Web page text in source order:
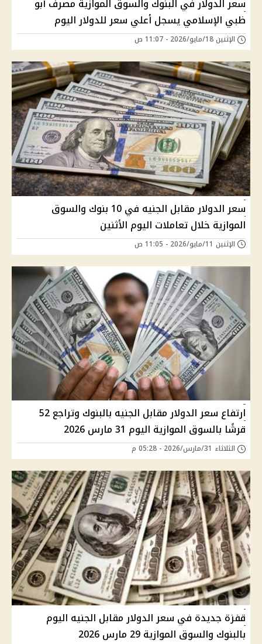
سعر الدولار في البنوك والسوق الموازية مصرف أبو
ظبي الإسلامي يسجل أعلي سعر للدولار اليوم
الإثنين 18/مايو/2026 - 11:07 ص
سعر الدولار مقابل الجنيه في 10 بنوك والسوق
الموازية خلال تعاملات اليوم الأثنين
الإثنين 11/مايو/2026 - 11:05 ص
ارتفاع سعر الدولار مقابل الجنيه بالبنوك وتراجع 52
قرشًا بالسوق الموازية اليوم 31 مارس 2026
الثلاثاء 31/مارس/2026 - 05:28 م
قفزة جديدة في سعر الدولار مقابل الجنيه اليوم
بالبنوك والسوق الموازية 29 مارس 2026